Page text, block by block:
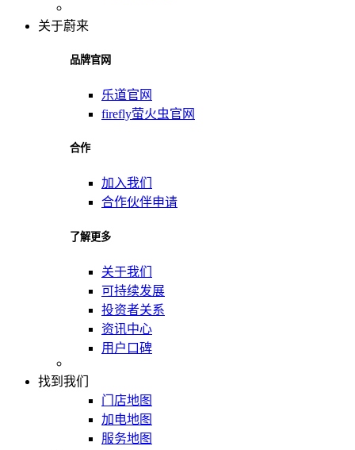
关于蔚来
品牌官网
乐道官网
firefly萤火虫官网
合作
加入我们
合作伙伴申请
了解更多
关于我们
可持续发展
投资者关系
资讯中心
用户口碑
找到我们
门店地图
加电地图
服务地图